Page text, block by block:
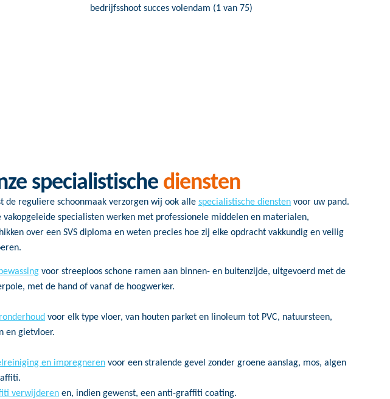
specialistische diensten
de reguliere schoonmaak verzorgen wij ook alle specialistische diensten voor uw pand.
vakopgeleide specialisten werken met professionele middelen en materialen,
over een SVS diploma en weten precies hoe zij elke opdracht vakkundig en veilig
voor streeploos schone ramen aan binnen- en buitenzijde, uitgevoerd met de
met de hand of vanaf de hoogwerker.
voor elk type vloer, van houten parket en linoleum tot PVC, natuursteen,
en gietvloer.
en impregneren voor een stralende gevel zonder groene aanslag, mos, algen
verwijderen en, indien gewenst, een anti-graffiti coating.